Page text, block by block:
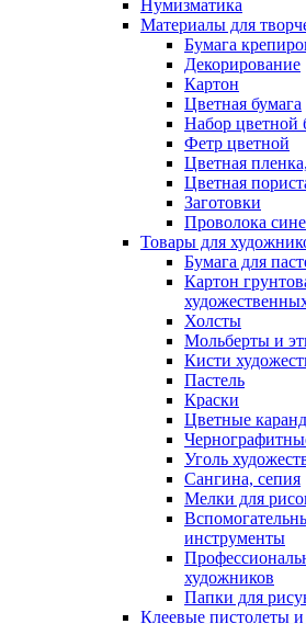
Нумизматика
Материалы для
Бумага
Декорирование
Картон
Цветная бумага
Набор цветной
Фетр цветной
Цветная
Цветная
Заготовки
Проволока
Товары для
Бумага для
Картон
Холсты
Мольберты и
Кисти
Пастель
Краски
Цветные
Уголь
Сангина, сепия
Мелки для
инструменты
художников
Папки для
Клеевые пистолеты